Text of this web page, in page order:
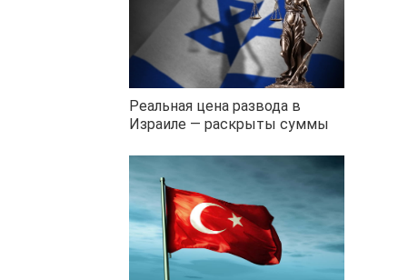
Реальная цена развода в
Израиле — раскрыты суммы